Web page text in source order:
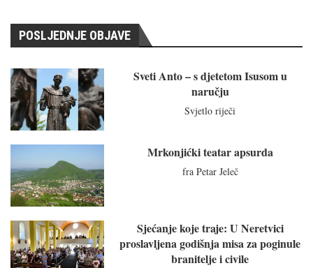
POSLJEDNJE OBJAVE
Sveti Anto – s djetetom Isusom u
naručju
Svjetlo riječi
Mrkonjićki teatar apsurda
fra Petar Jeleč
Sjećanje koje traje: U Neretvici
proslavljena godišnja misa za poginule
branitelje i civile